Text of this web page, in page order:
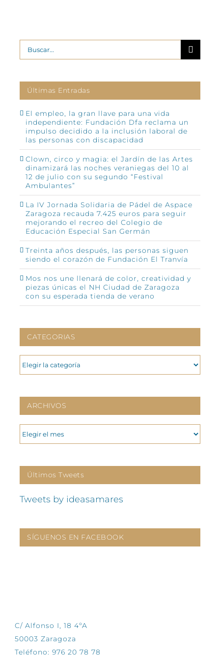
Buscar:
Últimas Entradas
El empleo, la gran llave para una vida
independiente: Fundación Dfa reclama un
impulso decidido a la inclusión laboral de
las personas con discapacidad
Clown, circo y magia: el Jardín de las Artes
dinamizará las noches veraniegas del 10 al
12 de julio con su segundo “Festival
Ambulantes”
La IV Jornada Solidaria de Pádel de Aspace
Zaragoza recauda 7.425 euros para seguir
mejorando el recreo del Colegio de
Educación Especial San Germán
Treinta años después, las personas siguen
siendo el corazón de Fundación El Tranvía
Mos nos une llenará de color, creatividad y
piezas únicas el NH Ciudad de Zaragoza
con su esperada tienda de verano
CATEGORIAS
CATEGORIAS
ARCHIVOS
ARCHIVOS
Últimos Tweets
Tweets by ideasamares
SÍGUENOS EN FACEBOOK
C/ Alfonso I, 18 4ºA
50003 Zaragoza
Teléfono: 976 20 78 78